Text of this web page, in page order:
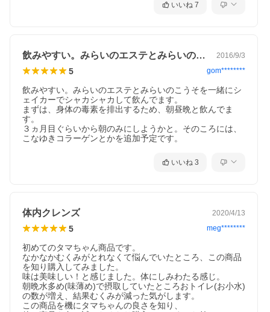
いいね 7
飲みやすい。みらいのエステとみらいの酵… 2016/9/3
5 gom********
飲みやすい。みらいのエステとみらいのこうそを一緒にシ
ェイカーでシャカシャカして飲んでます。
まずは、身体の毒素を排出するため、朝昼晩と飲んでま
す。
３ヵ月目ぐらいから朝のみにしようかと。そのころには、
こなゆきコラーゲンとかを追加予定です。
いいね 3
体内クレンズ 2020/4/13
5 meg********
初めてのタマちゃん商品です。
なかなかむくみがとれなくて悩んでいたところ、この商品
を知り購入してみました。
味は美味しい！と感じました。体にしみわたる感じ。
朝晩水多め(味薄め)で摂取していたところおトイレ(お小水)
の数が増え、結果むくみが減った気がします。
この商品を機にタマちゃんの良さを知り、